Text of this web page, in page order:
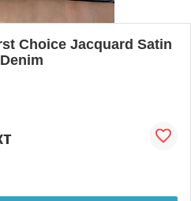
Choice Jacquard Satin